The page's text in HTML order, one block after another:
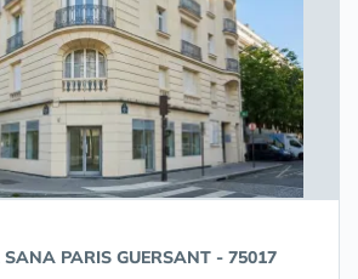
PARIS GUERSANT - 75017